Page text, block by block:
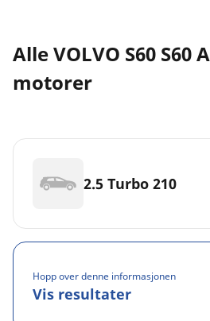
Alle VOLVO S60 S60
motorer
2.5 Turbo 210
Hopp over denne informasjonen
Vis resultater